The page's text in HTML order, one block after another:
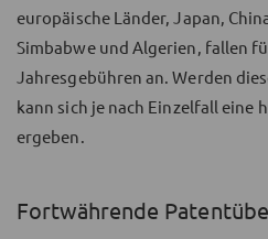
europäische Länder, Japan,
Simbabwe und Algerien, fallen
Jahresgebühren an. Werden
kann sich je nach Einzelfall eine
ergeben.
Fortwährende